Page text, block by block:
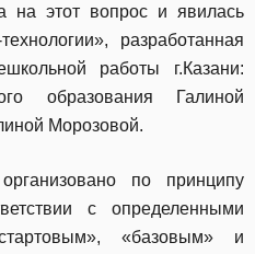
на этот вопрос и явилась
разработанная
работы г.Казани:
образования Галиной
Морозовой.
по принципу
с определенными
«базовым» и